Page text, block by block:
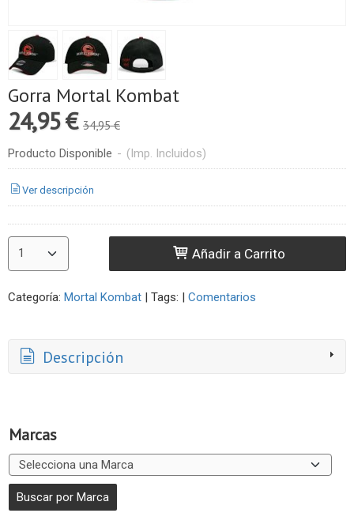
Marcas
Gorra Mortal Kombat
24,95 € 34,95 €
Producto Disponible - (Imp. Incluidos)
Ver descripción
Añadir a Carrito
Categoría: Mortal Kombat | Tags: | Comentarios
Descripción